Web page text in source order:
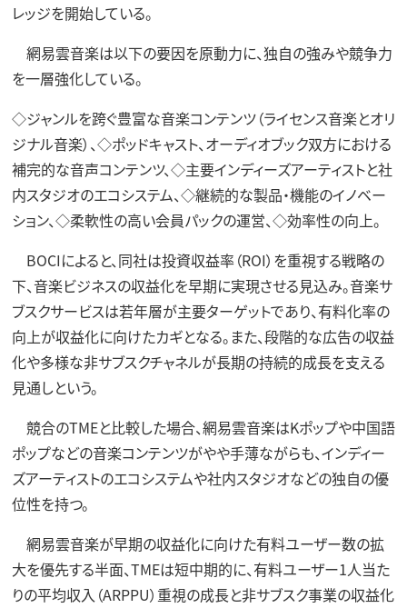
レッジを開始している。
網易雲音楽は以下の要因を原動力に、独自の強みや競争力
を一層強化している。
◇ジャンルを跨ぐ豊富な音楽コンテンツ（ライセンス音楽とオリ
ジナル音楽）、◇ポッドキャスト、オーディオブック双方における
補完的な音声コンテンツ、◇主要インディーズアーティストと社
内スタジオのエコシステム、◇継続的な製品・機能のイノベー
ション、◇柔軟性の高い会員パックの運営、◇効率性の向上。
BOCIによると、同社は投資収益率（ROI）を重視する戦略の
下、音楽ビジネスの収益化を早期に実現させる見込み。音楽サ
ブスクサービスは若年層が主要ターゲットであり、有料化率の
向上が収益化に向けたカギとなる。また、段階的な広告の収益
化や多様な非サブスクチャネルが長期の持続的成長を支える
見通しという。
競合のTMEと比較した場合、網易雲音楽はKポップや中国語
ポップなどの音楽コンテンツがやや手薄ながらも、インディー
ズアーティストのエコシステムや社内スタジオなどの独自の優
位性を持つ。
網易雲音楽が早期の収益化に向けた有料ユーザー数の拡
大を優先する半面、TMEは短中期的に、有料ユーザー1人当た
りの平均収入（ARPPU）重視の成長と非サブスク事業の収益化